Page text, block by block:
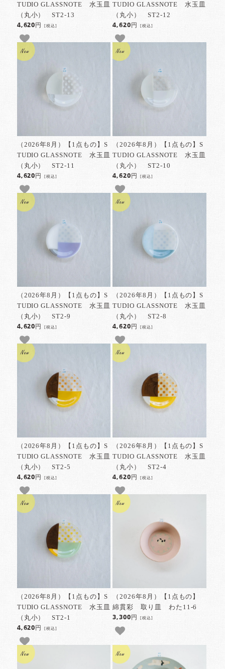
TUDIO GLASSNOTE 水玉皿
（丸小） ST2-13
4,620円[税込]
TUDIO GLASSNOTE 水玉皿
（丸小） ST2-12
4,620円 [税込]
（2026年8月）【1点もの】S
TUDIO GLASSNOTE 水玉皿
（丸小） ST2-11
4,620円[税込]
（2026年8月）【1点もの】S
TUDIO GLASSNOTE 水玉皿
（丸小） ST2-10
4,620円 [税込]
（2026年8月）【1点もの】S
TUDIO GLASSNOTE 水玉皿
（丸小） ST2-9
4,620円[税込]
（2026年8月）【1点もの】S
TUDIO GLASSNOTE 水玉皿
（丸小） ST2-8
4,620円 [税込]
（2026年8月）【1点もの】S
TUDIO GLASSNOTE 水玉皿
（丸小） ST2-5
4,620円[税込]
（2026年8月）【1点もの】S
TUDIO GLASSNOTE 水玉皿
（丸小） ST2-4
4,620円 [税込]
（2026年8月）【1点もの】S
TUDIO GLASSNOTE 水玉皿
（丸小） ST2-1
4,620円[税込]
（2026年8月）【1点もの】
綿貫彩 取り皿 わた11-6
3,300円 [税込]